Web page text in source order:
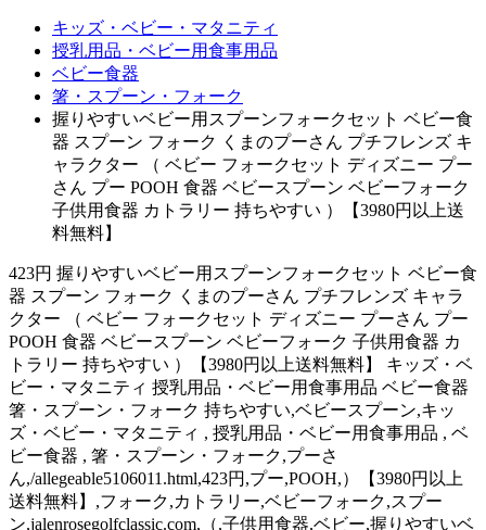
キッズ・ベビー・マタニティ
授乳用品・ベビー用食事用品
ベビー食器
箸・スプーン・フォーク
握りやすいベビー用スプーンフォークセット ベビー食
器 スプーン フォーク くまのプーさん プチフレンズ キ
ャラクター （ ベビー フォークセット ディズニー プー
さん プー POOH 食器 ベビースプーン ベビーフォーク
子供用食器 カトラリー 持ちやすい ）【3980円以上送
料無料】
423円 握りやすいベビー用スプーンフォークセット ベビー食
器 スプーン フォーク くまのプーさん プチフレンズ キャラ
クター （ ベビー フォークセット ディズニー プーさん プー
POOH 食器 ベビースプーン ベビーフォーク 子供用食器 カ
トラリー 持ちやすい ）【3980円以上送料無料】 キッズ・ベ
ビー・マタニティ 授乳用品・ベビー用食事用品 ベビー食器
箸・スプーン・フォーク 持ちやすい,ベビースプーン,キッ
ズ・ベビー・マタニティ , 授乳用品・ベビー用食事用品 , ベ
ビー食器 , 箸・スプーン・フォーク,プーさ
ん,/allegeable5106011.html,423円,プー,POOH,）【3980円以上
送料無料】,フォーク,カトラリー,ベビーフォーク,スプー
ン,jalenrosegolfclassic.com,（,子供用食器,ベビー,握りやすいベ